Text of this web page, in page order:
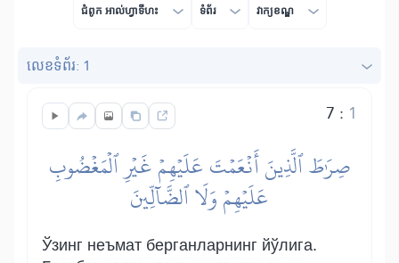
ជំពូក​ អាល់ហ្វាទីហះ ទំព័រ វាក្យខណ្ឌ
លេខ​ទំព័រ: 1
7 : 1
صِرَٰطَ ٱلَّذِينَ أَنۡعَمۡتَ عَلَيۡهِمۡ غَيۡرِ ٱلۡمَغۡضُوبِ
عَلَيۡهِمۡ وَلَا ٱلضَّآلِّينَ
Ўзинг неъмат берганларнинг йўлига.